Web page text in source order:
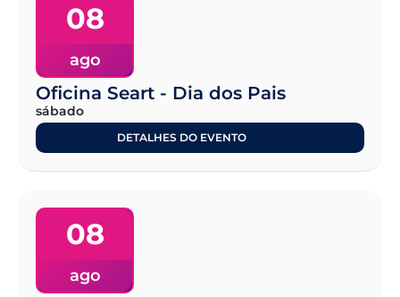
08
ago
Oficina Seart - Dia dos Pais
sábado
DETALHES DO EVENTO
08
ago